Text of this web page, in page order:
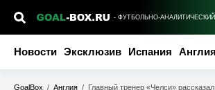
- ФУТБОЛЬНО-
Новости Эксклюзив Испания Англия
GoalBox / Англия / Главный тренер «Челси»